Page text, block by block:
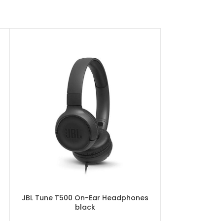
JBL Tune T500 On-Ear Headphones
black